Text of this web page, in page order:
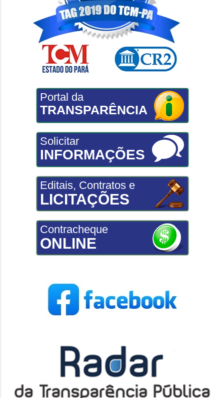
Portal da
TRANSPARÊNCIA
Solicitar
INFORMAÇÕES
Editais, Contratos e
LICITAÇÕES
Contracheque
ONLINE